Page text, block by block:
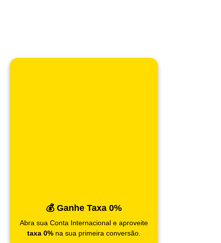
💰 Ganhe Taxa 0%
Abra sua Conta Internacional e aproveite
taxa 0% na sua primeira conversão.